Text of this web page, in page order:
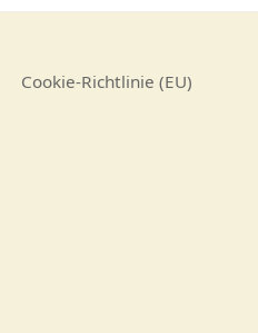
Cookie-Richtlinie (EU)